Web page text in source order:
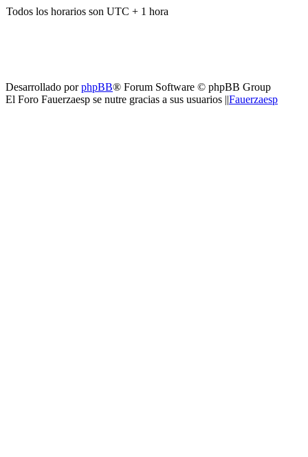
Todos los horarios son UTC + 1 hora
Desarrollado porphpBB® Forum Software © phpBB Group
El Foro Fauerzaesp se nutre gracias a sus usuarios ||Fauerzaesp